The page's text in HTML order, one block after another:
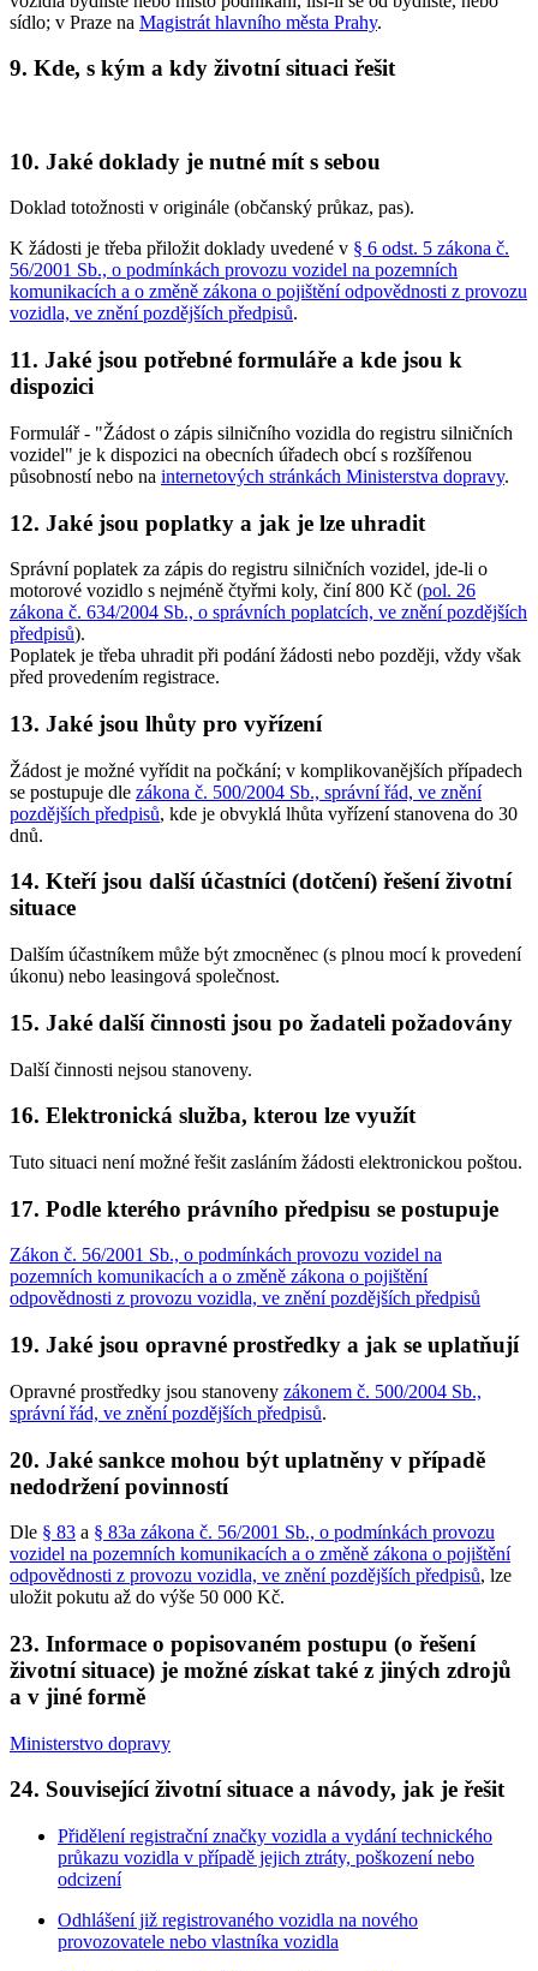
sídlo; v Praze na Magistrát hlavního města Prahy.
9. Kde, s kým a kdy životní situaci řešit
10. Jaké doklady je nutné mít s sebou
Doklad totožnosti v originále (občanský průkaz, pas).
K žádosti je třeba přiložit doklady uvedené v § 6 odst. 5 zákona č.
56/2001 Sb., o podmínkách provozu vozidel na pozemních
komunikacích a o změně zákona o pojištění odpovědnosti z provozu
vozidla, ve znění pozdějších předpisů.
11. Jaké jsou potřebné formuláře a kde jsou k
dispozici
Formulář - "Žádost o zápis silničního vozidla do registru silničních
vozidel" je k dispozici na obecních úřadech obcí s rozšířenou
působností nebo na internetových stránkách Ministerstva dopravy.
12. Jaké jsou poplatky a jak je lze uhradit
Správní poplatek za zápis do registru silničních vozidel, jde-li o
motorové vozidlo s nejméně čtyřmi koly, činí800 Kč (pol. 26
zákona č. 634/2004 Sb., o správních poplatcích, ve znění pozdějších
předpisů).
Poplatek je třeba uhradit při podání žádosti nebo později, vždy však
před provedením registrace.
13. Jaké jsou lhůty pro vyřízení
Žádost je možné vyřídit na počkání; v komplikovanějších případech
se postupuje dle zákona č. 500/2004 Sb., správní řád, ve znění
pozdějších předpisů, kde je obvyklá lhůta vyřízení stanovena do 30
dnů.
14. Kteří jsou další účastníci (dotčení) řešení životní
situace
Dalším účastníkem může být zmocněnec (s plnou mocí k provedení
úkonu) nebo leasingová společnost.
15. Jaké další činnosti jsou po žadateli požadovány
Další činnosti nejsou stanoveny.
16. Elektronická služba, kterou lze využít
Tuto situaci není možné řešit zasláním žádosti elektronickou poštou.
17. Podle kterého právního předpisu se postupuje
Zákon č. 56/2001 Sb., o podmínkách provozu vozidel na
pozemních komunikacích a o změně zákona o pojištění
odpovědnosti z provozu vozidla, ve znění pozdějších předpisů
19. Jaké jsou opravné prostředky a jak se uplatňují
Opravné prostředky jsou stanoveny zákonem č. 500/2004 Sb.,
správní řád, ve znění pozdějších předpisů.
20. Jaké sankce mohou být uplatněny v případě
nedodržení povinností
Dle § 83 a § 83a zákona č. 56/2001 Sb., o podmínkách provozu
vozidel na pozemních komunikacích a o změně zákona o pojištění
odpovědnosti z provozu vozidla, ve znění pozdějších předpisů, lze
uložit pokutu až do výše 50 000 Kč.
23. Informace o popisovaném postupu (o řešení
životní situace) je možné získat také z jiných zdrojů
a v jiné formě
Ministerstvo dopravy
24. Související životní situace a návody, jak je řešit
Přidělení registrační značky vozidla a vydání technického
průkazu vozidla v případě jejich ztráty, poškození nebo
odcizení
Odhlášení již registrovaného vozidla na nového
provozovatele nebo vlastníka vozidla